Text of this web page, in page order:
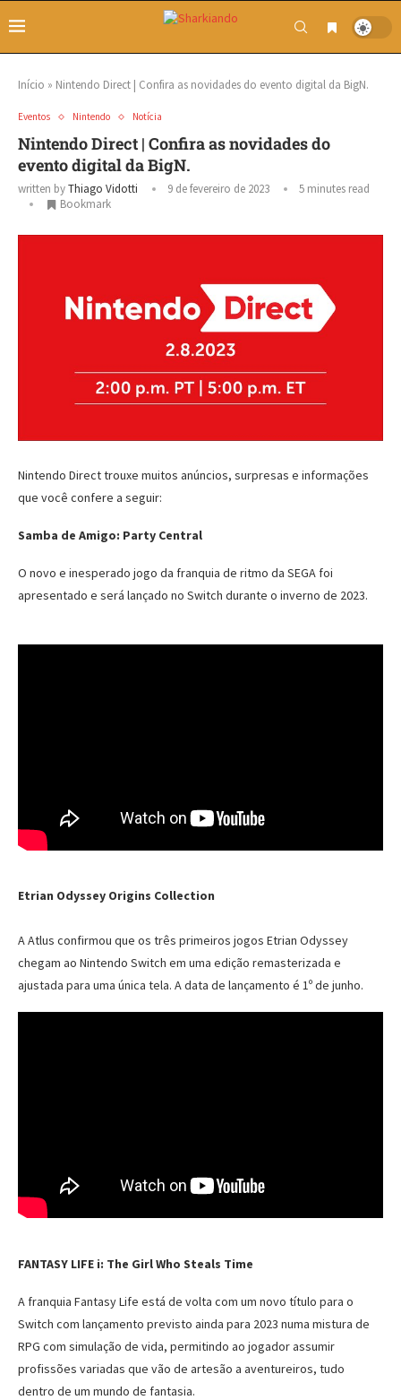
Início » Nintendo Direct | Confira as novidades do evento digital da BigN.
Eventos Nintendo Notícia
Nintendo Direct | Confira as novidades do
evento digital da BigN.
written byThiago Vidotti 9 de fevereiro de 2023
5 minutes read
Bookmark
Nintendo Direct trouxe muitos anúncios, surpresas e informações
que você confere a seguir:
Samba de Amigo: Party Central
O novo e inesperado jogo da franquia de ritmo da SEGA foi
apresentado e será lançado no Switch durante o inverno de 2023.
Etrian Odyssey Origins Collection
A Atlus confirmou que os três primeiros jogos Etrian Odyssey
chegam ao Nintendo Switch em uma edição remasterizada e
ajustada para uma única tela. A data de lançamento é 1º de junho.
FANTASY LIFE i: The Girl Who Steals Time
A franquia Fantasy Life está de volta com um novo título para o
Switch com lançamento previsto ainda para 2023 numa mistura de
RPG com simulação de vida, permitindo ao jogador assumir
profissões variadas que vão de artesão a aventureiros, tudo
dentro de um mundo de fantasia.